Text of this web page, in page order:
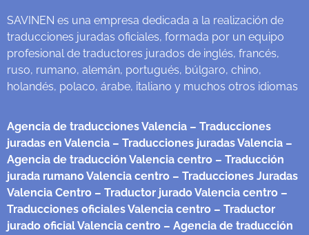
SAVINEN es una empresa dedicada a la realización de
traducciones juradas oficiales, formada por un equipo
profesional de traductores jurados de inglés, francés,
ruso, rumano, alemán, portugués, búlgaro, chino,
holandés, polaco, árabe, italiano y muchos otros idiomas
Agencia de traducciones Valencia – Traducciones
juradas en Valencia – Traducciones juradas Valencia –
Agencia de traducción Valencia centro – Traducción
jurada rumano Valencia centro – Traducciones Juradas
Valencia Centro – Traductor jurado Valencia centro –
Traducciones oficiales Valencia centro – Traductor
jurado oficial Valencia centro – Agencia de traducción